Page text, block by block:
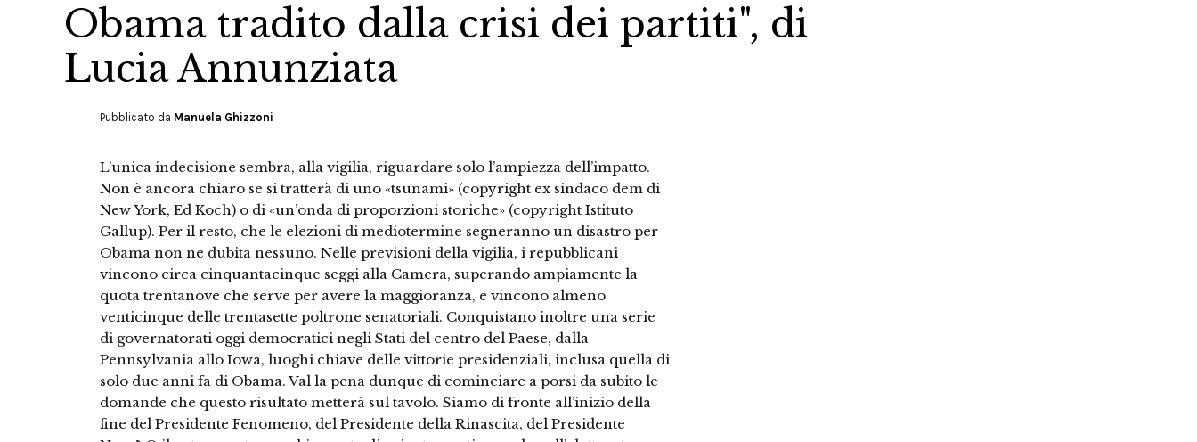
Obama tradito dalla crisi dei partiti", di
Lucia Annunziata
Pubblicato da Manuela Ghizzoni
L’unica indecisione sembra, alla vigilia, riguardare solo l’ampiezza dell’impatto.
Non è ancora chiaro se si tratterà di uno «tsunami» (copyright ex sindaco dem di
New York, Ed Koch) o di «un’onda di proporzioni storiche» (copyright Istituto
Gallup). Per il resto, che le elezioni di mediotermine segneranno un disastro per
Obama non ne dubita nessuno. Nelle previsioni della vigilia, i repubblicani
vincono circa cinquantacinque seggi alla Camera, superando ampiamente la
quota trentanove che serve per avere la maggioranza, e vincono almeno
venticinque delle trentasette poltrone senatoriali. Conquistano inoltre una serie
di governatorati oggi democratici negli Stati del centro del Paese, dalla
Pennsylvania allo Iowa, luoghi chiave delle vittorie presidenziali, inclusa quella di
solo due anni fa di Obama. Val la pena dunque di cominciare a porsi da subito le
domande che questo risultato metterà sul tavolo. Siamo di fronte all’inizio della
fine del Presidente Fenomeno, del Presidente della Rinascita, del Presidente